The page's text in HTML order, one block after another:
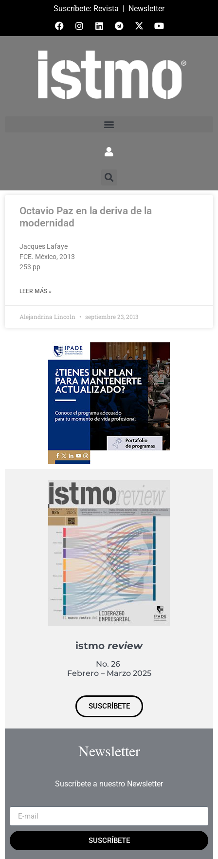
Suscríbete: Revista | Newsletter
Octavio Paz en la deriva de la
modernidad
Jacques Lafaye
FCE. México, 2013
253 pp
LEER MÁS »
Alejandrina Lincoln septiembre 23, 2013
istmo review
No. 26
Febrero – Marzo 2025
SUSCRÍBETE
Newsletter
Suscríbete a nuestro Newsletter
SUSCRÍBETE